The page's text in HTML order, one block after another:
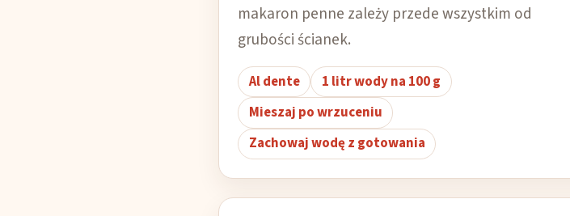
makaron penne zależy przede wszystkim od
grubości ścianek.
Al dente
1 litr wody na 100 g
Mieszaj po wrzuceniu
Zachowaj wodę z gotowania